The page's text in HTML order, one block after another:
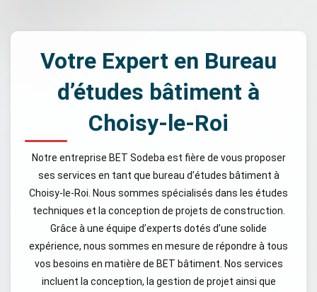
Votre Expert en Bureau
d’études bâtiment à
Choisy-le-Roi
Notre entreprise BET Sodeba est fière de vous proposer
ses services en tant que bureau d’études bâtiment à
Choisy-le-Roi. Nous sommes spécialisés dans les études
techniques et la conception de projets de construction.
Grâce à une équipe d’experts dotés d’une solide
expérience, nous sommes en mesure de répondre à tous
vos besoins en matière de BET bâtiment. Nos services
incluent la conception, la gestion de projet ainsi que